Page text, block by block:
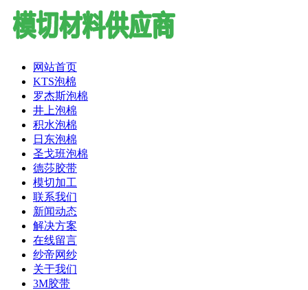
网站首页
KTS泡棉
罗杰斯泡棉
井上泡棉
积水泡棉
日东泡棉
圣戈班泡棉
德莎胶带
模切加工
联系我们
新闻动态
解决方案
在线留言
纱帝网纱
关于我们
3M胶带